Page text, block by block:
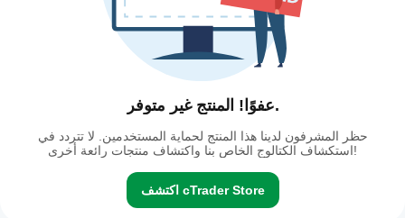
عفوًا! المنتج غير متوفر.
حظر المشرفون لدينا هذا المنتج لحماية المستخدمين. لا تتردد في
استكشاف الكتالوج الخاص بنا واكتشاف منتجات رائعة أخرى!
اكتشف cTrader Store